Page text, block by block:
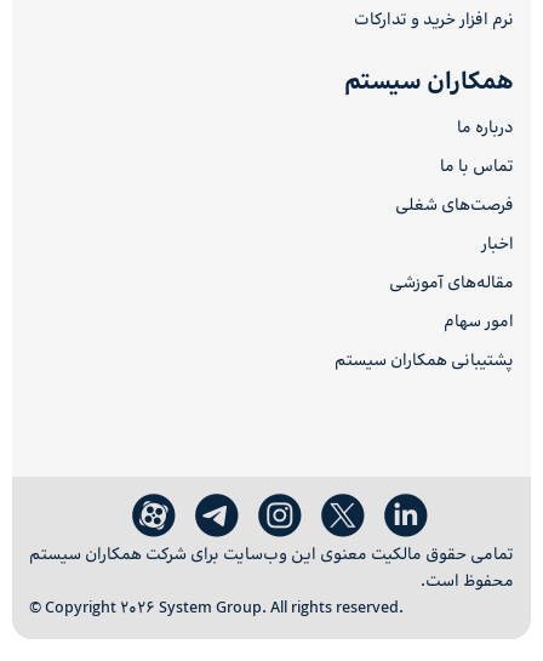
نرم افزار خرید و تدارکات
همکاران سیستم
درباره ما
تماس با ما
فرصت‌های شغلی
اخبار
مقاله‌های آموزشی
امور سهام
پشتیبانی همکاران سیستم
تمامی حقوق مالکیت معنوی این وب‌سایت برای شرکت همکاران سیستم
محفوظ است.
© Copyright 2026 System Group. All rights reserved.